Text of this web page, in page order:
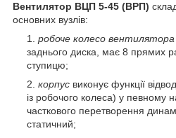
Вентилятор ВЦП 5-45 (ВРП)
основних вузлів:
робоче колесо вентилятора
заднього диска, має 8 прямих
ступицю;
корпус виконує функції
із робочого колеса) у певному
часткового перетворення
статичний;